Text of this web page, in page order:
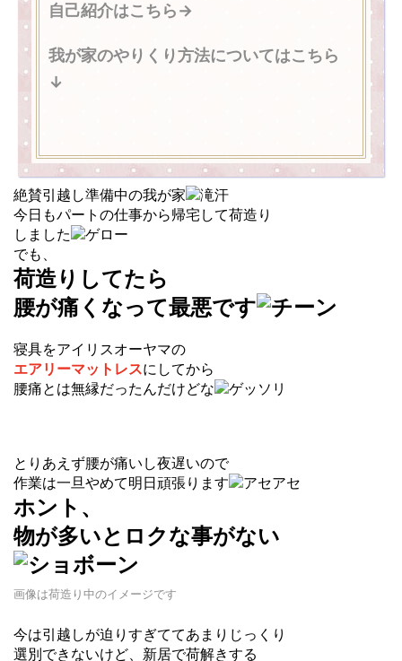
自己紹介はこちら→
我が家のやりくり方法についてはこちら
↓
絶賛引越し準備中の我が家
今日もパートの仕事から帰宅して荷造り
しました
でも、
荷造りしてたら
腰が痛くなって最悪です
寝具をアイリスオーヤマの
エアリーマットレスにしてから
腰痛とは無縁だったんだけどな
とりあえず腰が痛いし夜遅いので
作業は一旦やめて明日頑張ります
ホント、
物が多いとロクな事がない
画像は荷造り中のイメージです
今は引越しが迫りすぎててあまりじっくり
選別できないけど、新居で荷解きする